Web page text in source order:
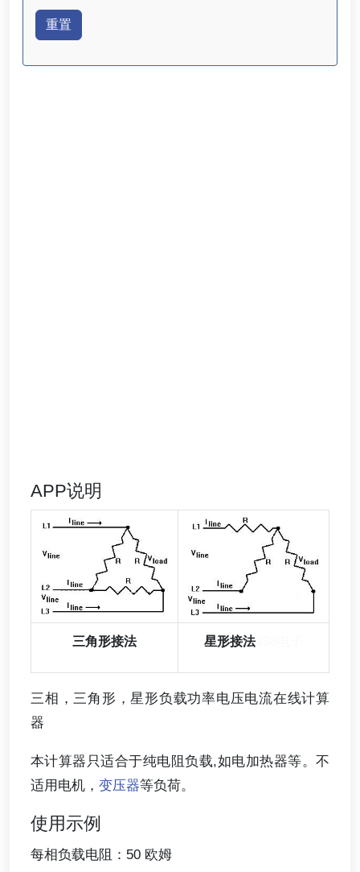
APP说明
三角形接法 星形接法838电子
三相，三角形，星形负载功率电压电流在线计算
器
本计算器只适合于纯电阻负载,如电加热器等。不
适用电机， 变压器等负荷。
使用示例
每相负载电阻：50 欧姆